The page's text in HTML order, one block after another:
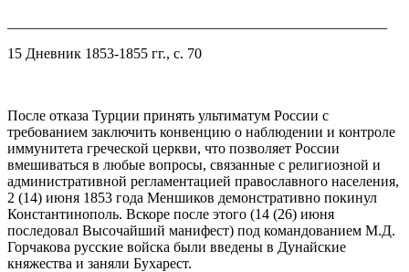
15 Дневник 1853-1855 гг., с. 70
После отказа Турции принять ультиматум России с
требованием заключить конвенцию о наблюдении и контроле
иммунитета греческой церкви, что позволяет России
вмешиваться в любые вопросы, связанные с религиозной и
административной регламентацией православного населения,
2 (14) июня 1853 года Меншиков демонстративно покинул
Константинополь. Вскоре после этого (14 (26) июня
последовал Высочайший манифест) под командованием М.Д.
Горчакова русские войска были введены в Дунайские
княжества и заняли Бухарест.